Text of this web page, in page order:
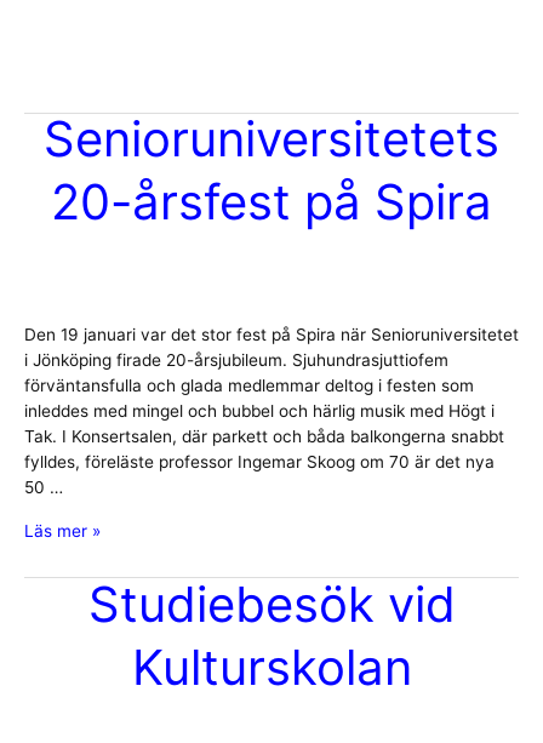
Senioruniversitetets
20-årsfest på Spira
Den 19 januari var det stor fest på Spira när Senioruniversitetet
i Jönköping firade 20-årsjubileum. Sjuhundrasjuttiofem
förväntansfulla och glada medlemmar deltog i festen som
inleddes med mingel och bubbel och härlig musik med Högt i
Tak. I Konsertsalen, där parkett och båda balkongerna snabbt
fylldes, föreläste professor Ingemar Skoog om 70 är det nya
50 …
Senioruniversitetets
årsfest
Läs mer »
Studiebesök vid
Kulturskolan